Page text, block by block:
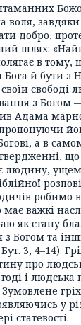
воля,
добро,
шлях:
в тому,
Бога й бути
з Богом
Адама
а в
людину,
робимо
важкі
як стану
з Богом та
3, 4–14).
про
і людська
у
статевості.